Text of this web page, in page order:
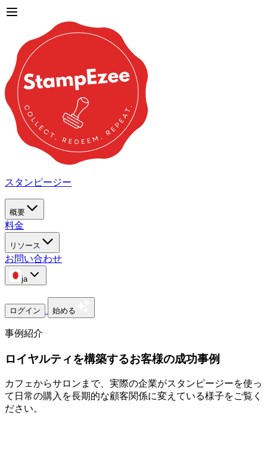
スタンピージー
概要
料金
リソース
お問い合わせ
ja
ログイン 始める
事例紹介
ロイヤルティを構築するお客様の成功事例
カフェからサロンまで、実際の企業がスタンピージーを使っ
て日常の購入を長期的な顧客関係に変えている様子をご覧く
ださい。